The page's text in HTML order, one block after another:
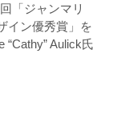
「ジャンマリ
イン優秀賞」を
Aulick氏